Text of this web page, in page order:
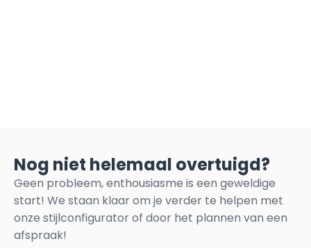
Nog niet helemaal overtuigd?
Geen probleem, enthousiasme is een geweldige
start! We staan klaar om je verder te helpen met
onze stijlconfigurator of door het plannen van een
afspraak!